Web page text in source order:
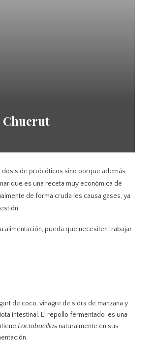
Chucrut
de probióticos sino porque además
que es una receta muy económica de
de forma cruda les causa gases, ya
alimentación, pueda que necesiten trabajar
de coco, vinagre de sidra de manzana y
intestinal. El repollo fermentado es una
Lactobacillus naturalmente en sus